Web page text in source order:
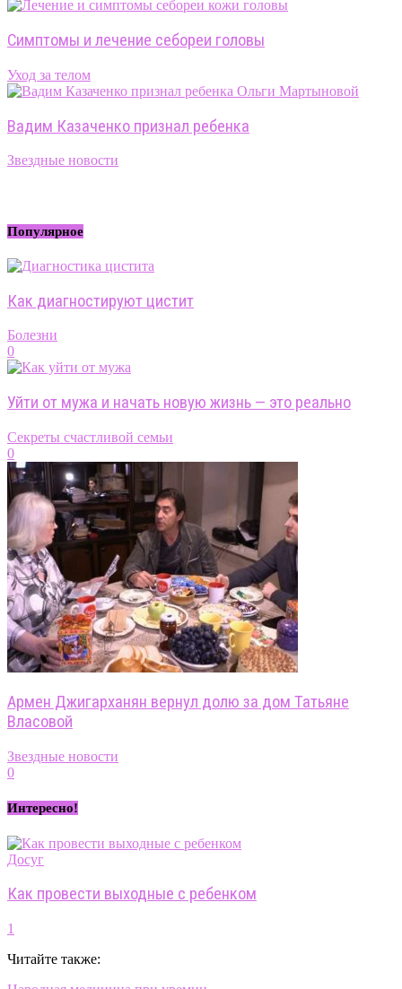
Симптомы и лечение себореи головы
Уход за телом
Вадим Казаченко признал ребенка
Звездные новости
Популярное
Как диагностируют цистит
Болезни
0
Уйти от мужа и начать новую жизнь — это реально
Секреты счастливой семьи
0
Армен Джигарханян вернул долю за дом Татьяне
Власовой
Звездные новости
0
Интересно!
Досуг
Как провести выходные с ребенком
1
Читайте также: